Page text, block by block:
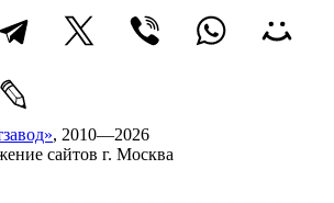
, 2010—2026
сайтов г. Москва